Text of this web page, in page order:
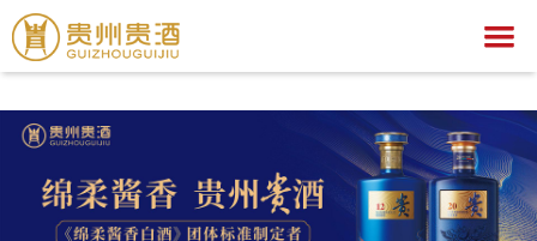
爱游戏,中国一站式爱游戏体育服务官网
关于我们
集团简介
爱游戏,中国一站式爱游戏体育服务官网